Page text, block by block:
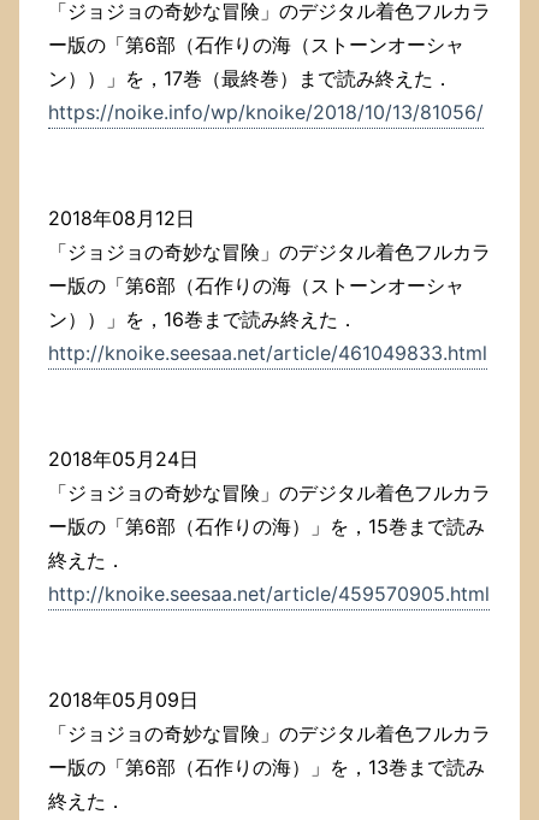
「ジョジョの奇妙な冒険」のデジタル着色フルカラ
ー版の「第6部（石作りの海（ストーンオーシャ
ン））」を，17巻（最終巻）まで読み終えた．
https://noike.info/wp/knoike/2018/10/13/81056/
2018年08月12日
「ジョジョの奇妙な冒険」のデジタル着色フルカラ
ー版の「第6部（石作りの海（ストーンオーシャ
ン））」を，16巻まで読み終えた．
http://knoike.seesaa.net/article/461049833.html
2018年05月24日
「ジョジョの奇妙な冒険」のデジタル着色フルカラ
ー版の「第6部（石作りの海）」を，15巻まで読み
終えた．
http://knoike.seesaa.net/article/459570905.html
2018年05月09日
「ジョジョの奇妙な冒険」のデジタル着色フルカラ
ー版の「第6部（石作りの海）」を，13巻まで読み
終えた．